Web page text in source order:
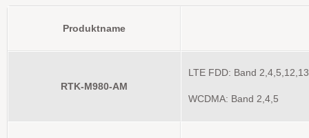
Produktname
RTK-M980-AM
LTE FDD: Band
WCDMA: Band 2,4,5